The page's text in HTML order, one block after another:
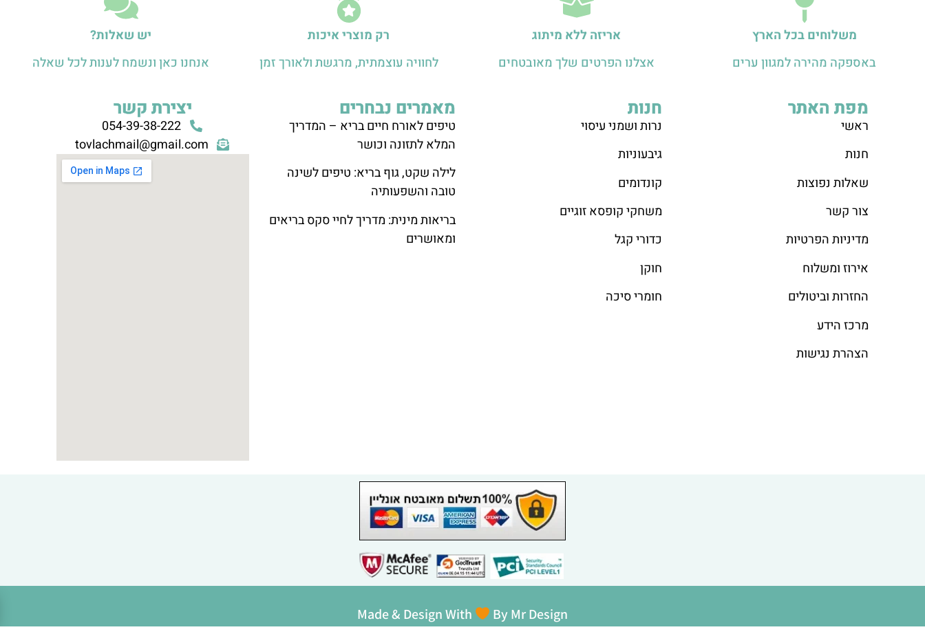
משלוחים בכל הארץ
באספקה מהירה למגוון ערים
אריזה ללא מיתוג
אצלנו הפרטים שלך מאובטחים
רק מוצרי איכות
לחוויה עוצמתית, מרגשת ולאורך זמן
יש שאלות?
אנחנו כאן ונשמח לענות לכל שאלה
מפת האתר
ראשי
חנות
שאלות נפוצות
צור קשר
מדיניות הפרטיות
אירוז ומשלוח
החזרות וביטולים
מרכז הידע
הצהרת נגישות
חנות
נרות ושמני עיסוי
גיבעוניות
קונדומים
משחקי קופסא זוגיים
כדורי קגל
חוקן
חומרי סיכה
מאמרים נבחרים
טיפים לאורח חיים בריא – המדריך
המלא לתזונה וכושר
לילה שקט, גוף בריא: טיפים לשינה
טובה והשפעותיה
בריאות מינית: מדריך לחיי סקס בריאים
ומאושרים
יצירת קשר
054-39-38-222
tovlachmail@gmail.com
Made & Design With By Mr Design